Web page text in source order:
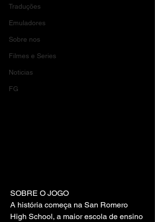
Traduções
Emuladores
Sobre nos
Filmes e Series
Noticias
FG
SOBRE O JOGO
A história começa na San Romero
High School, a maior escola de ensino